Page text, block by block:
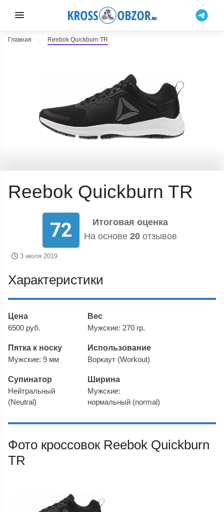
Главная Reebok Quickburn TR
Reebok Quickburn TR
72
Итоговая оценка
На основе 20отзывов
3 июля 2019
Характеристики
Цена
6500 руб.
Вес
Мужские: 270 гр.
Пятка к носку
Мужские: 9 мм
Использование
Воркаут (Workout)
Супинатор
Нейтральный
(Neutral)
Ширина
Мужские:
нормальный (normal)
Фото кроссовок Reebok Quickburn
TR